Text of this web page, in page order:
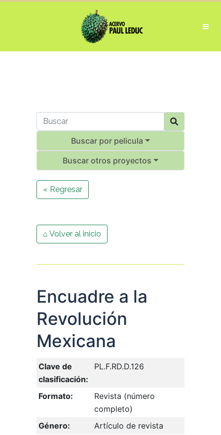
Buscar por pelicula
Buscar otros proyectos
« Regresar
⌂ Volver al inicio
Encuadre a la
Revolución
Mexicana
Clave de
clasificación:
PL.F.RD.D.126
Formato:
Revista (número
completo)
Género:
Artículo de revista